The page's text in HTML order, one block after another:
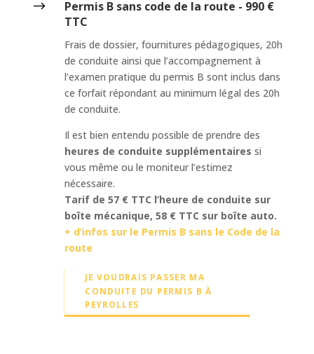
$
Permis B sans code de la route - 990 €
TTC
Frais de dossier, fournitures pédagogiques, 20h
de conduite ainsi que l’accompagnement à
l’examen pratique du permis B sont inclus dans
ce forfait répondant au minimum légal des 20h
de conduite.
Il est bien entendu possible de prendre des
heures de conduite supplémentaires si
vous même ou le moniteur l’estimez
nécessaire.
Tarif de 57 € TTC l’heure de conduite sur
boîte mécanique, 58 € TTC sur boîte auto.
+ d’infos sur le Permis B sans le Code de la
route
JE VOUDRAIS PASSER MA
CONDUITE DU PERMIS B À
PEYROLLES